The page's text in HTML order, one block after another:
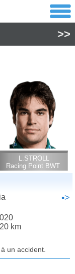
>>
L.STROLL
Racing Point BWT
Mercedes
•>
km
un accident.